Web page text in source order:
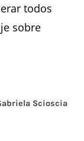
todos
sobre
Scioscia